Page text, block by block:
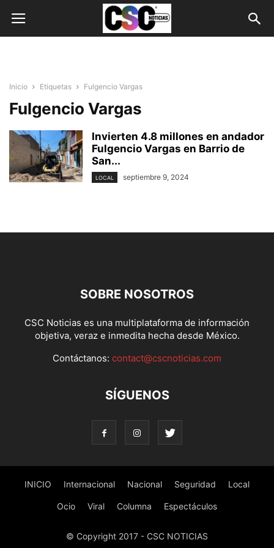
Inicio Etiquetas Fulgencio Vargas
Fulgencio Vargas
Invierten 4.8 millones en andador
Fulgencio Vargas en Barrio de
San...
LOCAL septiembre 9, 2024
SOBRE NOSOTROS
CSC Noticias es una multiplataforma de información
objetiva, veraz e inmedita hecha desde México.
Contáctanos: contact@cscnoticias.com
SÍGUENOS
INICIO Internacional Nacional Seguridad Local
Ocio Viral Columna Espectáculos
© Copyright 2017 - CSC NOTICIAS